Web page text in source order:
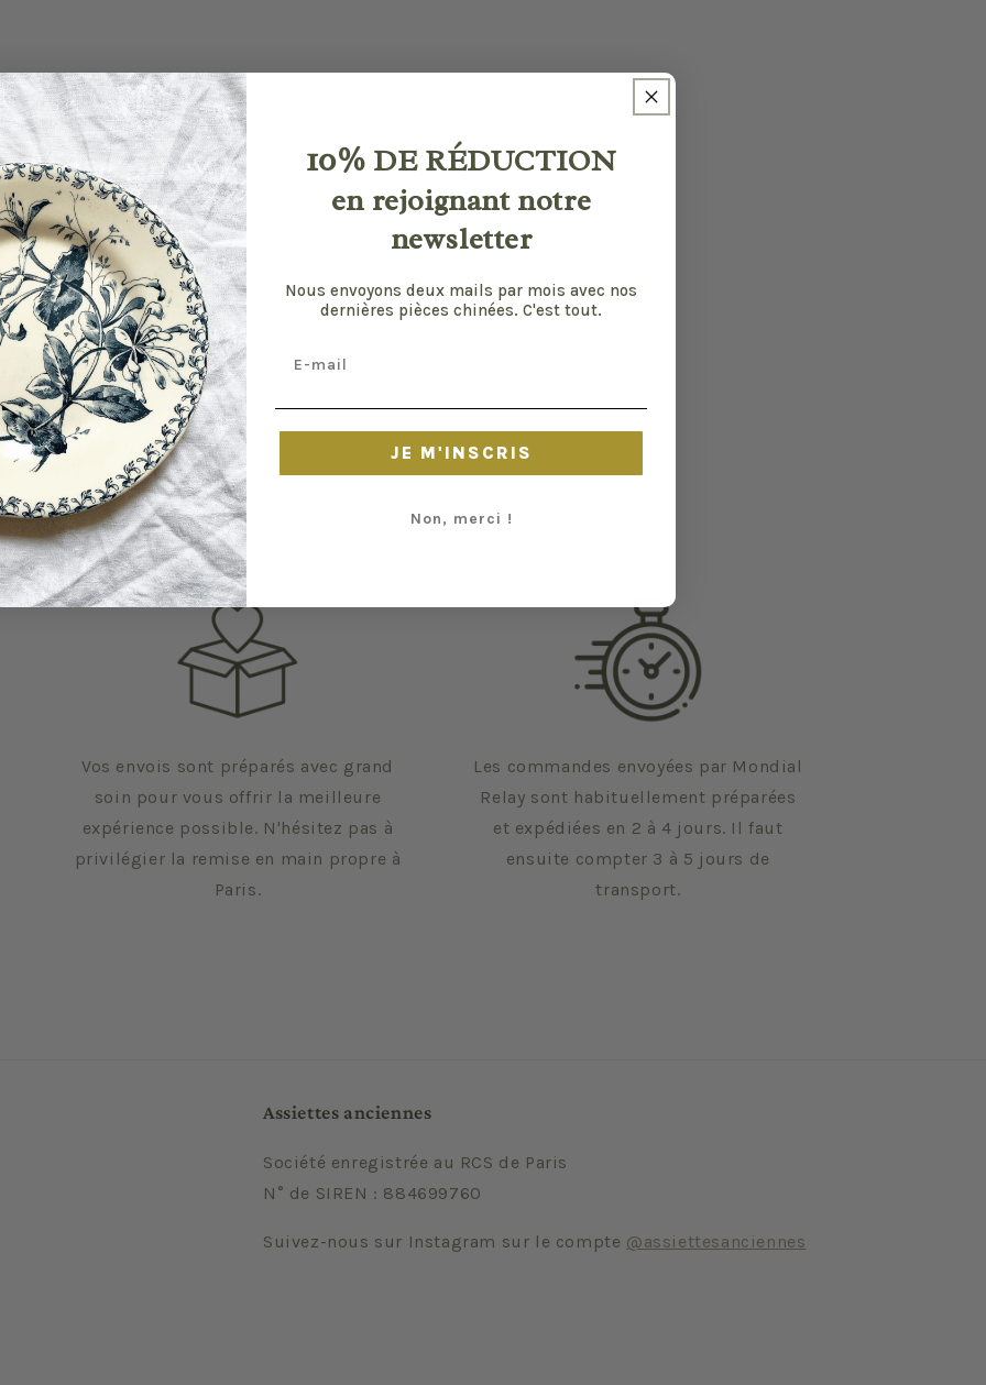
Vos envois sont préparés avec grand
soin pour vous offrir la meilleure
expérience possible. N'hésitez pas à
privilégier la remise en main propre à
Paris.
Les commandes envoyées par Mondial
Relay sont habituellement préparées
et expédiées en 2 à 4 jours. Il faut
ensuite compter 3 à 5 jours de
transport.
Assiettes anciennes
Société enregistrée au RCS de Paris
N° de SIREN : 884699760
Suivez-nous sur Instagram sur le compte @assiettesanciennes
10% DE RÉDUCTION
en rejoignant notre
newsletter
Nous envoyons deux mails par mois avec nos
dernières pièces chinées. C'est tout.
JE M'INSCRIS
Non, merci !